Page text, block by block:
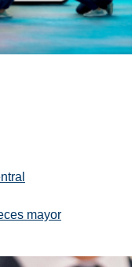
mayor